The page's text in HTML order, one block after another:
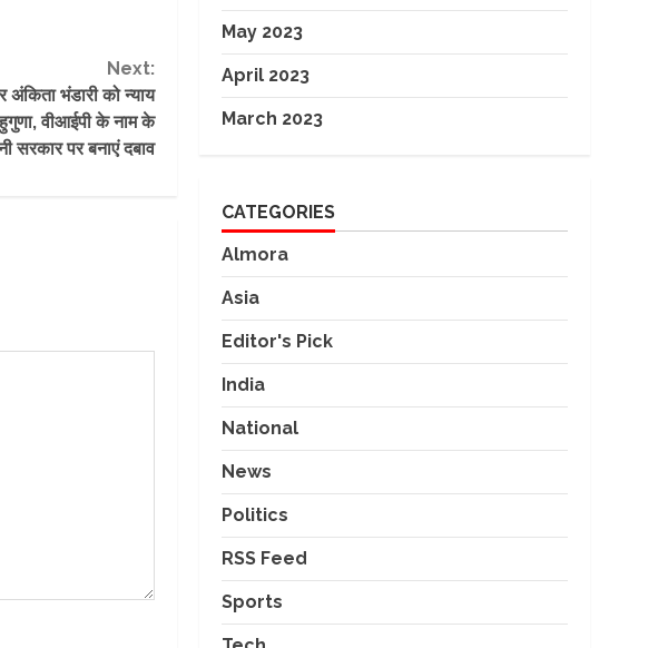
Next:
भंडारी को न्याय
वीआईपी के नाम के
सरकार पर बनाएं दबाव
May 2023
April 2023
March 2023
CATEGORIES
Almora
Asia
Editor's Pick
India
National
News
Politics
RSS Feed
Sports